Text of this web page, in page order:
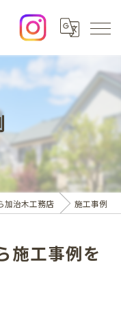
加治木工務店 施工事例
施工事例を